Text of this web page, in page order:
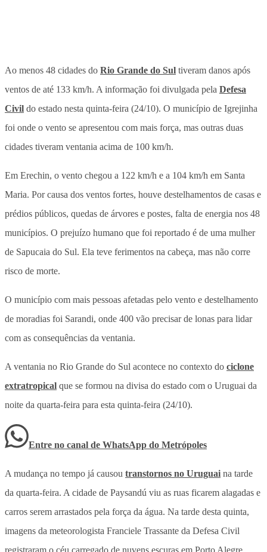
Ao menos 48 cidades do Rio Grande do Sul tiveram danos após
ventos de até 133 km/h. A informação foi divulgada pela Defesa
Civil do estado nesta quinta-feira (24/10). O município de Igrejinha
foi onde o vento se apresentou com mais força, mas outras duas
cidades tiveram ventania acima de 100 km/h.
Em Erechin, o vento chegou a 122 km/h e a 104 km/h em Santa
Maria. Por causa dos ventos fortes, houve destelhamentos de casas e
prédios públicos, quedas de árvores e postes, falta de energia nos 48
municípios. O prejuízo humano que foi reportado é de uma mulher
de Sapucaia do Sul. Ela teve ferimentos na cabeça, mas não corre
risco de morte.
O município com mais pessoas afetadas pelo vento e destelhamento
de moradias foi Sarandi, onde 400 vão precisar de lonas para lidar
com as consequências da ventania.
A ventania no Rio Grande do Sul acontece no contexto do ciclone
extratropical que se formou na divisa do estado com o Uruguai da
noite da quarta-feira para esta quinta-feira (24/10).
Entre no canal de WhatsApp do Metrópoles
A mudança no tempo já causou transtornos no Uruguai na tarde
da quarta-feira. A cidade de Paysandú viu as ruas ficarem alagadas e
carros serem arrastados pela força da água. Na tarde desta quinta,
imagens da meteorologista Franciele Trassante da Defesa Civil
registraram o céu carregado de nuvens escuras em Porto Alegre.